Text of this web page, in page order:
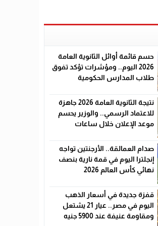
حسم قائمة أوائل الثانوية العامة
2026 اليوم.. ومؤشرات تؤكد تفوق
طلاب المدارس الحكومية
نتيجة الثانوية العامة 2026 جاهزة
للاعتماد الرسمي.. والوزير يحسم
موعد الإعلان خلال ساعات
صدام العمالقة.. الأرجنتين تواجه
إنجلترا اليوم في قمة نارية بنصف
نهائي كأس العالم 2026
قفزة جديدة في أسعار الذهب
اليوم في مصر.. عيار 21 يشتعل
ومقاومة عنيفة عند 5900 جنيه